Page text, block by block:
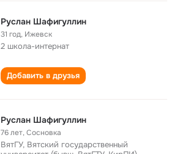
Руслан Шафигуллин
31 год, Ижевск
2 школа-интернат
Добавить в друзья
Руслан Шафигуллин
76 лет,Сосновка
ВятГУ, Вятский государственный